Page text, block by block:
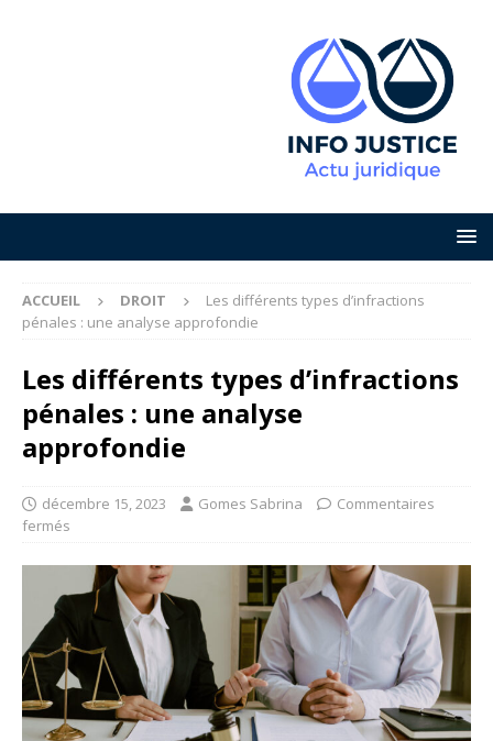
ACCUEIL DROIT
Les différents types d’infractions
pénales : une analyse approfondie
Les différents types d’infractions
pénales : une analyse
approfondie
décembre 15, 2023 Gomes Sabrina
Commentaires
fermés